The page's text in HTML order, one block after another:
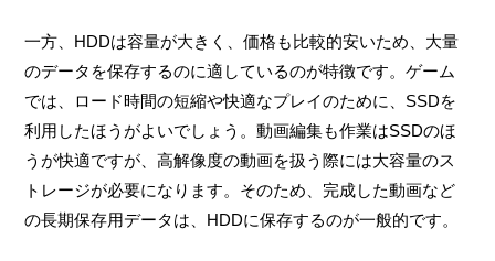
一方、HDDは容量が大きく、価格も比較的安いため、大量
のデータを保存するのに適しているのが特徴です。ゲーム
では、ロード時間の短縮や快適なプレイのために、SSDを
利用したほうがよいでしょう。動画編集も作業はSSDのほ
うが快適ですが、高解像度の動画を扱う際には大容量のス
トレージが必要になります。そのため、完成した動画など
の長期保存用データは、HDDに保存するのが一般的です。